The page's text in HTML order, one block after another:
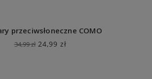
przeciwsłoneczne COMO
24,99 zł
34,99 zł